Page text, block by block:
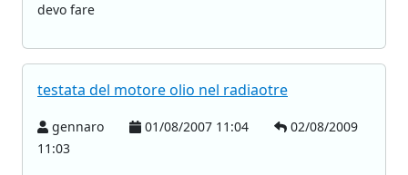
devo fare
testata del motore olio nel radiaotre
gennaro 01/08/2007 11:04
02/08/2009
11:03